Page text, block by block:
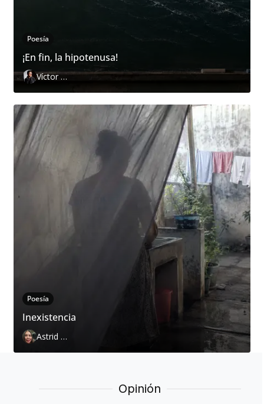
Poesía
¡En fin, la hipotenusa!
Víctor Hugo Pedraza
Poesía
Inexistencia
Astrid Cervantes
Opinión